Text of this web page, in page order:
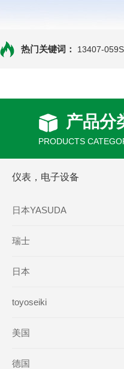
热门关键词： 13407-
产品分
PRODUCTS
仪表，电子设备
日本YASUDA
瑞士
日本
toyoseiki
美国
德国